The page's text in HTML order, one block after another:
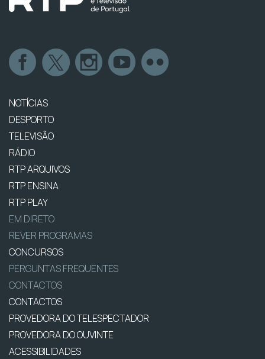
NOTÍCIAS
DESPORTO
TELEVISÃO
RÁDIO
RTP ARQUIVOS
RTP ENSINA
RTP PLAY
EM DIRETO
REVER PROGRAMAS
CONCURSOS
PERGUNTAS FREQUENTES
CONTACTOS
CONTACTOS
PROVEDORA DO TELESPECTADOR
PROVEDORA DO OUVINTE
ACESSIBILIDADES